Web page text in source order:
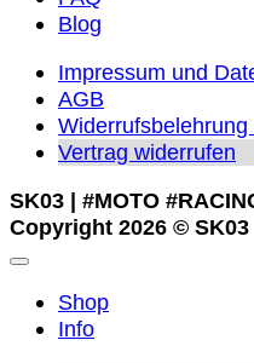
Blog
Impressum und
AGB
Vertrag widerrufen
SK03 | #MOTO
Copyright 2026 © SK03
Shop
Info